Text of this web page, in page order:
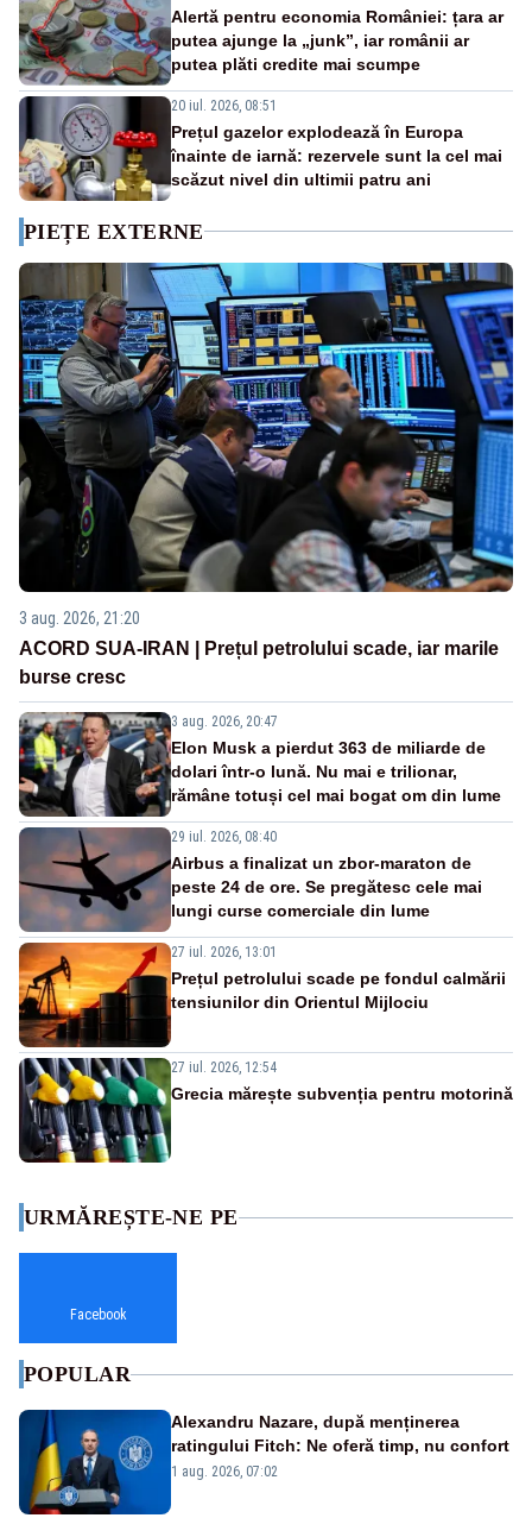
Alertă pentru economia României: țara ar
putea ajunge la „junk”, iar românii ar
putea plăti credite mai scumpe
20 iul. 2026, 08:51
Prețul gazelor explodează în Europa
înainte de iarnă: rezervele sunt la cel mai
scăzut nivel din ultimii patru ani
PIEȚE EXTERNE
3 aug. 2026, 21:20
ACORD SUA-IRAN | Prețul petrolului scade, iar marile
burse cresc
3 aug. 2026, 20:47
Elon Musk a pierdut 363 de miliarde de
dolari într-o lună. Nu mai e trilionar,
rămâne totuși cel mai bogat om din lume
29 iul. 2026, 08:40
Airbus a finalizat un zbor-maraton de
peste 24 de ore. Se pregătesc cele mai
lungi curse comerciale din lume
27 iul. 2026, 13:01
Prețul petrolului scade pe fondul calmării
tensiunilor din Orientul Mijlociu
27 iul. 2026, 12:54
Grecia mărește subvenția pentru motorină
URMĂREȘTE-NE PE
Facebook
POPULAR
Alexandru Nazare, după menținerea
ratingului Fitch: Ne oferă timp, nu confort
1 aug. 2026, 07:02